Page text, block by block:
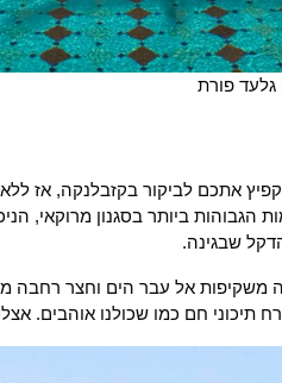
גלעד פורת
אתכם לביקור בקזבלנקה, אז
ביותר בסגנון מרוקאי,
שבגינה.
משקיפות אל עבר הים וחצר רחבה
תיכוני חם כמו שכולנו אוהבים.